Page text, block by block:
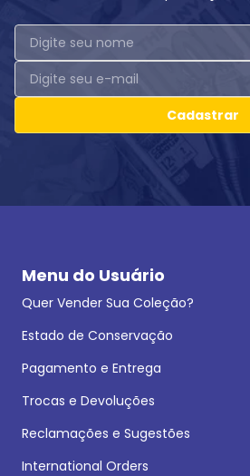
Cadastrar
Menu do Usuário
Quer Vender Sua Coleção?
Estado de Conservação
Pagamento e Entrega
Trocas e Devoluções
Reclamações e Sugestões
International Orders